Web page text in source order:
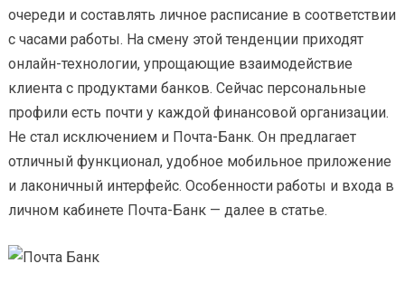
очереди и составлять личное расписание в соответствии
с часами работы. На смену этой тенденции приходят
онлайн-технологии, упрощающие взаимодействие
клиента с продуктами банков. Сейчас персональные
профили есть почти у каждой финансовой организации.
Не стал исключением и Почта-Банк. Он предлагает
отличный функционал, удобное мобильное приложение
и лаконичный интерфейс. Особенности работы и входа в
личном кабинете Почта-Банк — далее в статье.